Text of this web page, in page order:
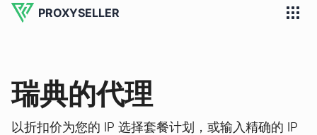
PROXYSELLER
瑞典的代理
以折扣价为您的 IP 选择套餐计划，或输入精确的 IP